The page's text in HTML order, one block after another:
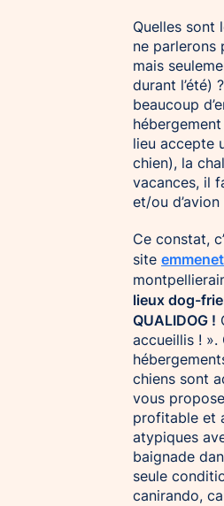
Quelles sont
ne parlerons
mais
durant l’été)
beaucoup
lieu accepte
chien), la
vacances, il
et/ou
Ce constat,
site
lieux dog-
QUALIDOG !
accueillis ! ».
chiens sont
vous
profitable et
atypiques
baignade
seule
canirando,